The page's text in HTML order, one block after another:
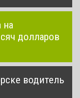
на
долларов
водитель